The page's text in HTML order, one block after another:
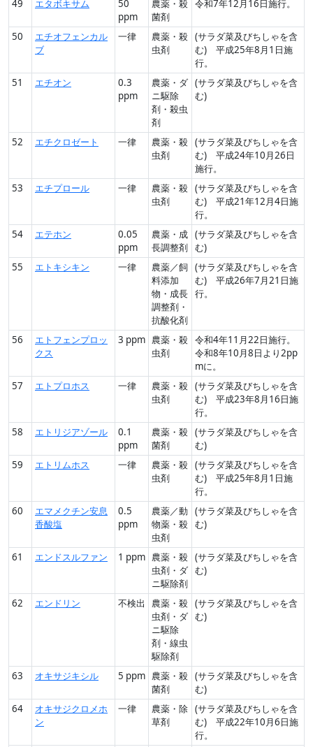
49 エタボキサム
50
ppm
農薬・殺
菌剤
令和7年12月16日施行。
50
エチオフェンカル
ブ
一律
農薬・殺
虫剤
(サラダ菜及びちしゃを含
む) 平成25年8月1日施
行。
51
エチオン
0.3
ppm
農薬・ダ
ニ駆除
剤・殺虫
剤
(サラダ菜及びちしゃを含
む)
52 エチクロゼート 一律
農薬・殺
虫剤
(サラダ菜及びちしゃを含
む) 平成24年10月26日
施行。
53
エチプロール 一律
農薬・殺
虫剤
(サラダ菜及びちしゃを含
む) 平成21年12月4日施
行。
54
エテホン
0.05
ppm
農薬・成
長調整剤
(サラダ菜及びちしゃを含
む)
55
エトキシキン 一律
農薬／飼
料添加
物・成長
調整剤・
抗酸化剤
(サラダ菜及びちしゃを含
む) 平成26年7月21日施
行。
56
エトフェンプロッ
クス
3 ppm 農薬・殺
虫剤
令和4年11月22日施行。
令和8年10月8日より2pp
mに。
57
エトプロホス 一律
農薬・殺
虫剤
(サラダ菜及びちしゃを含
む) 平成23年8月16日施
行。
58
エトリジアゾール
0.1
ppm
農薬・殺
菌剤
(サラダ菜及びちしゃを含
む)
59
エトリムホス 一律
農薬・殺
虫剤
(サラダ菜及びちしゃを含
む) 平成25年8月1日施
行。
60
エマメクチン安息
香酸塩
0.5
ppm
農薬／動
物薬・殺
虫剤
(サラダ菜及びちしゃを含
む)
61 エンドスルファン 1 ppm 農薬・殺
虫剤・ダ
ニ駆除剤
(サラダ菜及びちしゃを含
む)
62 エンドリン 不検出
農薬・殺
虫剤・ダ
ニ駆除
剤・線虫
駆除剤
(サラダ菜及びちしゃを含
む)
63 オキサジキシル 5 ppm 農薬・殺
菌剤
(サラダ菜及びちしゃを含
む)
64
オキサジクロメホ
ン
一律
農薬・除
草剤
(サラダ菜及びちしゃを含
む) 平成22年10月6日施
行。